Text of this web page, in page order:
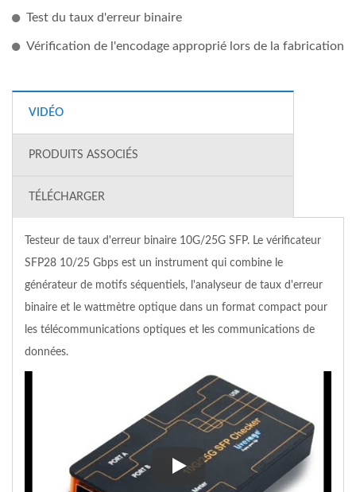
Test du taux d'erreur binaire
Vérification de l'encodage approprié lors de la fabrication
VIDÉO
PRODUITS ASSOCIÉS
TÉLÉCHARGER
Testeur de taux d'erreur binaire 10G/25G SFP. Le vérificateur
SFP28 10/25 Gbps est un instrument qui combine le
générateur de motifs séquentiels, l'analyseur de taux d'erreur
binaire et le wattmètre optique dans un format compact pour
les télécommunications optiques et les communications de
données.
Testeur de taux d'erreur